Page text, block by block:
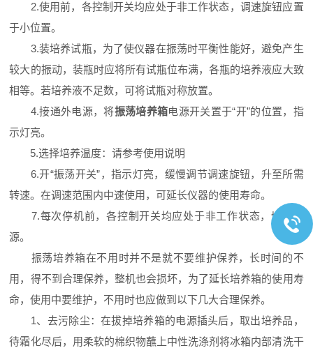
2.使用前，各控制开关均应处于非工作状态，调速旋钮应置
于小位置。
3.装培养试瓶，为了使仪器在振荡时平衡性能好，避免产生
较大的振动，装瓶时应将所有试瓶位布满，各瓶的培养液应大致
相等。若培养液不足数，可将试瓶对称放置。
4.接通外电源，将振荡培养箱电源开关置于“开”的位置，指
示灯亮。
5.选择培养温度：请参考使用说明
6.开“振荡开关”，指示灯亮，缓慢调节调速旋钮，升至所需
转速。在调速范围内中速使用，可延长仪器的使用寿命。
7.每次停机前，各控制开关均应处于非工作状态，切断电
源。
振荡培养箱在不用时并不是就不要维护保养，长时间的不
用，得不到合理保养，整机也会损坏，为了延长培养箱的使用寿
命，使用中要维护，不用时也应做到以下几大合理保养。
1、去污除尘：在拔掉培养箱的电源插头后，取出培养品，
待霜化尽后，用柔软的棉织物蘸上中性洗涤剂将冰箱内部清洗干